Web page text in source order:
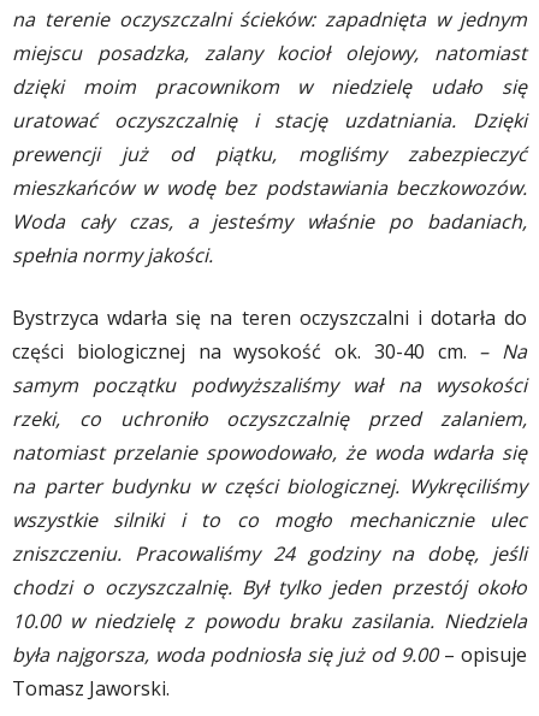
na terenie oczyszczalni ścieków: zapadnięta w jednym
miejscu posadzka, zalany kocioł olejowy, natomiast
dzięki moim pracownikom w niedzielę udało się
uratować oczyszczalnię i stację uzdatniania. Dzięki
prewencji już od piątku, mogliśmy zabezpieczyć
mieszkańców w wodę bez podstawiania beczkowozów.
Woda cały czas, a jesteśmy właśnie po badaniach,
spełnia normy jakości.
Bystrzyca wdarła się na teren oczyszczalni i dotarła do
części biologicznej na wysokość ok. 30-40 cm. – Na
samym początku podwyższaliśmy wał na wysokości
rzeki, co uchroniło oczyszczalnię przed zalaniem,
natomiast przelanie spowodowało, że woda wdarła się
na parter budynku w części biologicznej. Wykręciliśmy
wszystkie silniki i to co mogło mechanicznie ulec
zniszczeniu. Pracowaliśmy 24 godziny na dobę, jeśli
chodzi o oczyszczalnię. Był tylko jeden przestój około
10.00 w niedzielę z powodu braku zasilania. Niedziela
była najgorsza, woda podniosła się już od 9.00– opisuje
Tomasz Jaworski.